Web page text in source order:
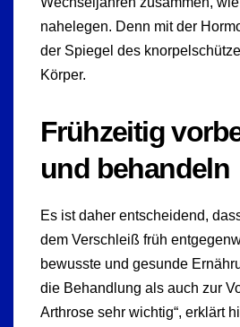
nahelegen. Denn mit der
der Spiegel des
Körper.
Frühzeitig
und behandeln
Es ist daher entscheidend,
dem Verschleiß früh
bewusste und gesunde
die Behandlung als auch zur
Arthrose sehr wichtig“, erklärt